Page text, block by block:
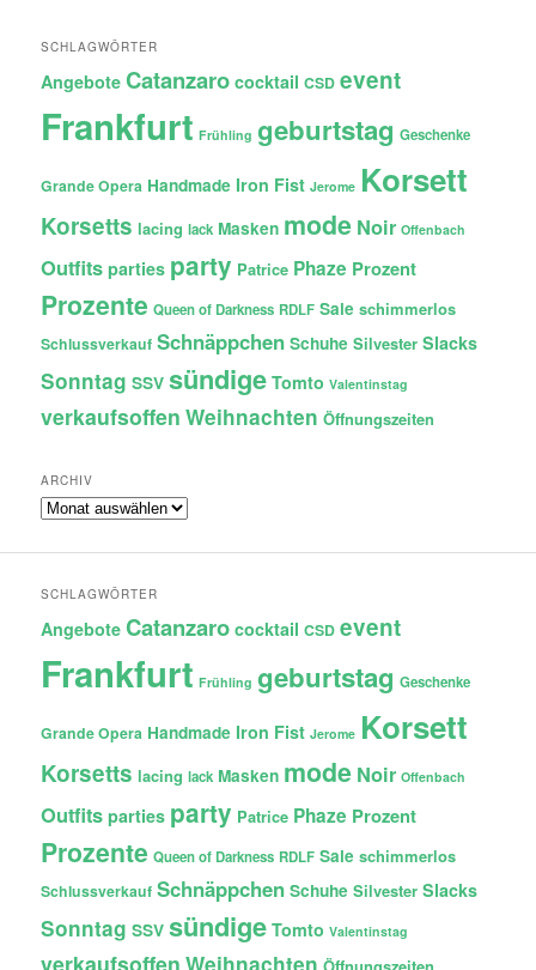
SCHLAGWÖRTER
Angebote Catanzaro cocktail CSD event
Frankfurt Frühling geburtstag Geschenke
Grande Opera Handmade Iron Fist Jerome Korsett
Korsetts lacing lack Masken mode Noir Offenbach
Outfits parties party Patrice Phaze Prozent
Prozente Queen of Darkness RDLF Sale schimmerlos
Schlussverkauf Schnäppchen Schuhe Silvester Slacks
Sonntag SSV sündige Tomto Valentinstag
verkaufsoffen Weihnachten Öffnungszeiten
ARCHIV
Archiv
SCHLAGWÖRTER
Angebote Catanzaro cocktail CSD event
Frankfurt Frühling geburtstag Geschenke
Grande Opera Handmade Iron Fist Jerome Korsett
Korsetts lacing lack Masken mode Noir Offenbach
Outfits parties party Patrice Phaze Prozent
Prozente Queen of Darkness RDLF Sale schimmerlos
Schlussverkauf Schnäppchen Schuhe Silvester Slacks
Sonntag SSV sündige Tomto Valentinstag
verkaufsoffen Weihnachten